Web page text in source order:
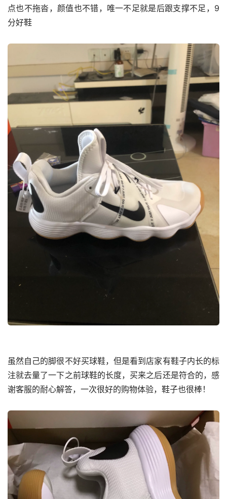
点也不拖沓，颜值也不错，唯一不足就是后跟支撑不足，9
分好鞋
虽然自己的脚很不好买球鞋，但是看到店家有鞋子内长的标
注就去量了一下之前球鞋的长度，买来之后还是符合的，感
谢客服的耐心解答，一次很好的购物体验，鞋子也很棒！